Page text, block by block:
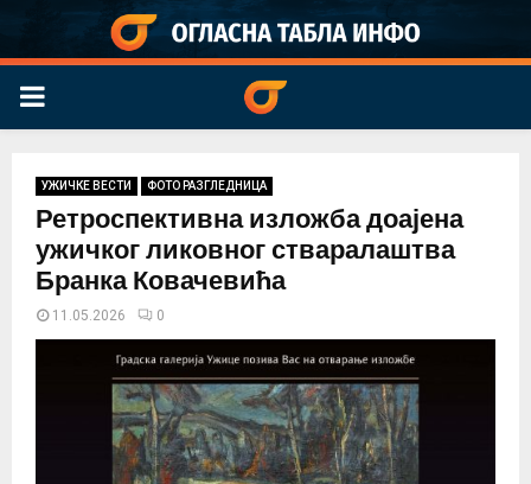
PRIMARY
УЖИЧКЕ ВЕСТИ ФОТО РАЗГЛЕДНИЦА
Ретроспективна изложба доајена
ужичког ликовног стваралаштва
Бранка Ковачевића
11.05.2026 0